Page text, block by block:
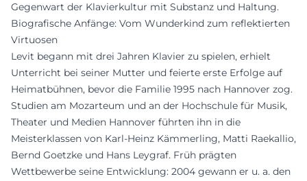
Gegenwart der Klavierkultur mit Substanz und Haltung.
Biografische Anfänge: Vom Wunderkind zum reflektierten
Virtuosen
Levit begann mit drei Jahren Klavier zu spielen, erhielt
Unterricht bei seiner Mutter und feierte erste Erfolge auf
Heimatbühnen, bevor die Familie 1995 nach Hannover zog.
Studien am Mozarteum und an der Hochschule für Musik,
Theater und Medien Hannover führten ihn in die
Meisterklassen von Karl-Heinz Kämmerling, Matti Raekallio,
Bernd Goetzke und Hans Leygraf. Früh prägten
Wettbewerbe seine Entwicklung: 2004 gewann er u. a. den